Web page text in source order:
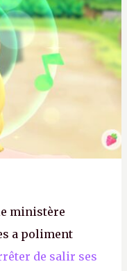
guerre des
ministère
a poliment
de salir ses